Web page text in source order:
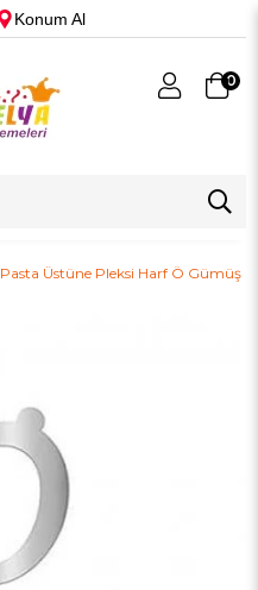
Konum Al
0
Pasta Üstüne Pleksi Harf Ö Gümüş